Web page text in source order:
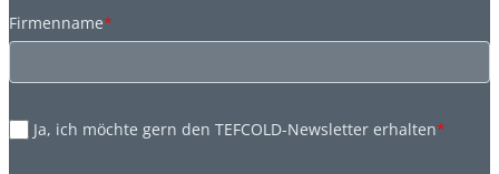
Firmenname*
Ja, ich möchte gern den TEFCOLD-Newsletter erhalten*